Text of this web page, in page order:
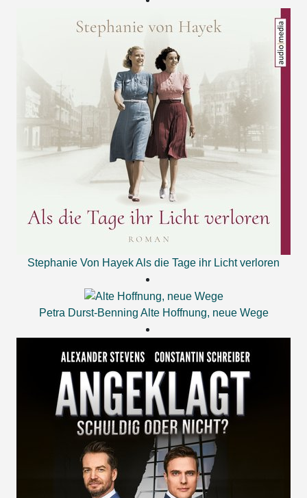
Stephanie Von HayekAls die Tage ihr Licht verloren
Petra Durst-Benning Alte Hoffnung, neue Wege